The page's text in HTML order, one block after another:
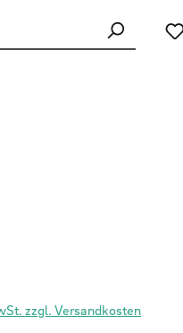
zzgl. Versandkosten